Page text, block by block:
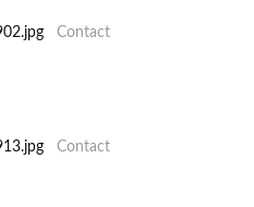
Contact
Contact